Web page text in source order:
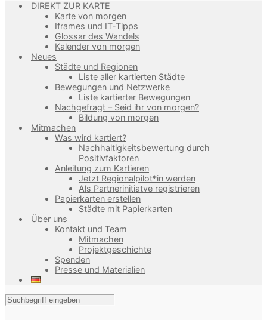
DIREKT ZUR KARTE
Karte von morgen
Iframes und IT-Tipps
Glossar des Wandels
Kalender von morgen
Neues
Städte und Regionen
Liste aller kartierten Städte
Bewegungen und Netzwerke
Liste kartierter Bewegungen
Nachgefragt – Seid ihr von morgen?
Bildung von morgen
Mitmachen
Was wird kartiert?
Nachhaltigkeitsbewertung durch
Positivfaktoren
Anleitung zum Kartieren
Jetzt Regionalpilot*in werden
Als Partnerinitiatve registrieren
Papierkarten erstellen
Städte mit Papierkarten
Über uns
Kontakt und Team
Mitmachen
Projektgeschichte
Spenden
Presse und Materialien